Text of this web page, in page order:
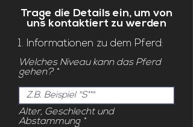
Trage die Details ein, um von
uns kontaktiert zu werden
1. Informationen zu dem Pferd:
Welches Niveau kann das Pferd
gehen?
Alter, Geschlecht und
Abstammung